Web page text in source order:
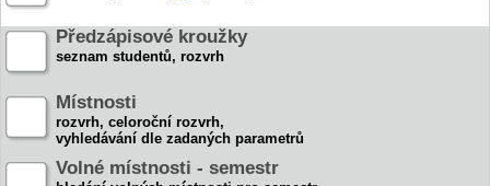
Předzápisové kroužky
seznam studentů, rozvrh
Místnosti
rozvrh, celoroční rozvrh,
vyhledávání dle zadaných parametrů
Volné místnosti - semestr